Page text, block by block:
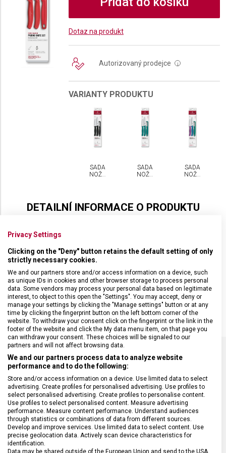
Dotaz na produkt
Autorizovaný prodejce i
VARIANTY PRODUKTU
SADA
NOŽŮ
SWISS
CLASSIC
SADA
NOŽŮ
SWISS
CLASSIC
SADA
NOŽŮ
SWISS
CLASSIC
DETAILNÍ INFORMACE O PRODUKTU
a vlnkovanou čepelí dlouhou 10 cm
rovnou čepelí dlouhou 8 cm
• škrabka s červenou rukojetí z polypropylenu a dvojitým nerezovým
zoubkovaným ostřím
SPECIFIKACE PRODUKTU
DRUH ZBOŽÍ Kuchyňské vybavení
ZÁRUKA 24 měsíců
Privacy Settings
Clicking on the "Deny" button retains the default setting of only
strictly necessary cookies.
We and our partners store and/or access information on a device, such
as unique IDs in cookies and other browser storage to process personal
data. Some vendors may process your personal data based on legitimate
interest, to object to this open the "Settings". You may accept, deny or
manage your settings by clicking the "Manage settings" button or at any
time by clicking the fingerprint button on the left bottom corner of the
website. To withdraw your consent click on the fingerprint or the link in the
footer of the website and click the My data menu item, on that page you
can withdraw your consent. These choices will be signaled to our
partners and will not affect browsing data.
We and our partners process data to analyze website
performance and to do the following:
Store and/or access information on a device. Use limited data to select
advertising. Create profiles for personalised advertising. Use profiles to
select personalised advertising. Create profiles to personalise content.
Use profiles to select personalised content. Measure advertising
performance. Measure content performance. Understand audiences
through statistics or combinations of data from different sources.
Develop and improve services. Use limited data to select content. Use
precise geolocation data. Actively scan device characteristics for
identification.
Data may be shared outside of the European Union and send to the USA.